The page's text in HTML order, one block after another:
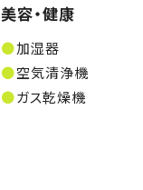
美容・健康
加湿器
空気清浄機
ガス乾燥機